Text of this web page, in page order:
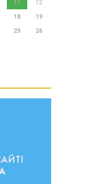
11 12
18 19
25 26